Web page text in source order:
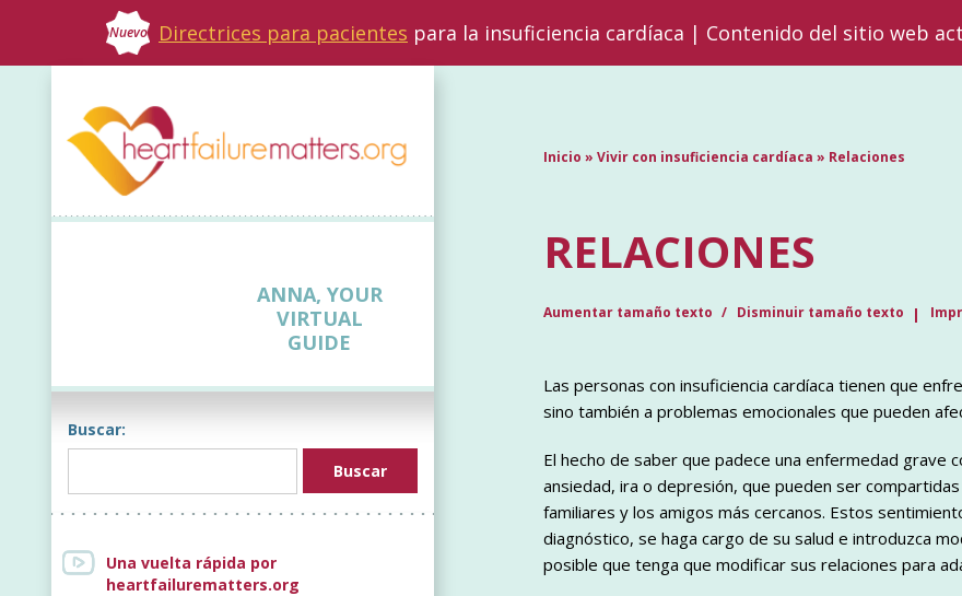
Nuevo Directrices para pacientes para la insuficiencia cardíaca | Contenido del sitio web
ANNA, YOUR
VIRTUAL
GUIDE
Buscar:
Una vuelta rápida por
heartfailurematters.org
Inicio » Vivir con insuficiencia cardíaca » Relaciones
RELACIONES
Aumentar tamaño texto Disminuir tamaño texto
Las personas con insuficiencia cardíaca tienen que
sino también a problemas emocionales que pueden
El hecho de saber que padece una enfermedad grave
ansiedad, ira o depresión, que pueden ser
familiares y los amigos más cercanos. Estos
diagnóstico, se haga cargo de su salud e introduzca
posible que tenga que modificar sus relaciones para